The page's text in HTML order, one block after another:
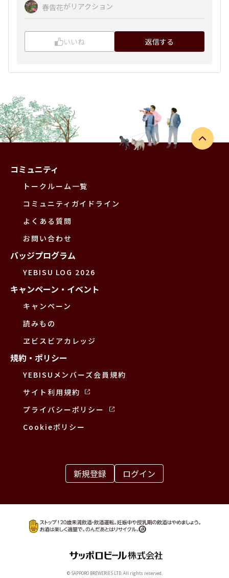
春告花がリアクション
いいね 返信する
コミュニティ
トークルーム一覧
コミュニティガイドライン
よくある質問
お問い合わせ
バッジプログラム
YEBISU LOG 2026
キャンペーン・イベント
キャンペーン
読みもの
ヱビスビアカレッジ
規約・ポリシー
YEBISUメンバーズ会員規約
サイト利用規約
プライバシーポリシー
Cookieポリシー
新規登録 ログイン
© SAPPORO BREWERIES LTD. All rights reserved.